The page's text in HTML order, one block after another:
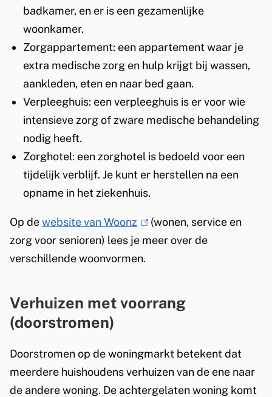
badkamer, en er is een gezamenlijke
woonkamer.
Zorgappartement: een appartement waar je
extra medische zorg en hulp krijgt bij wassen,
aankleden, eten en naar bed gaan.
Verpleeghuis: een verpleeghuis is er voor wie
intensieve zorg of zware medische behandeling
nodig heeft.
Zorghotel: een zorghotel is bedoeld voor een
tijdelijk verblijf. Je kunt er herstellen na een
opname in het ziekenhuis.
Op dewebsite van Woonz
l
i
e
x
t
(wonen, service en
zorg voor senioren) lees je meer over de
verschillende woonvormen.
Verhuizen met voorrang
(doorstromen)
Doorstromen op de woningmarkt betekent dat
meerdere huishoudens verhuizen van de ene naar
de andere woning. De achtergelaten woning komt